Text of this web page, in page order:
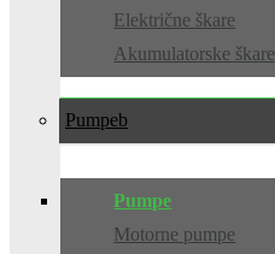
Električne škare
Akumulatorske škare
Pumpe
Pumpe
Motorne pumpe